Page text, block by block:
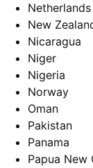
Netherlands
New
Nicaragua
Niger
Nigeria
Norway
Oman
Pakistan
Panama
Papua New